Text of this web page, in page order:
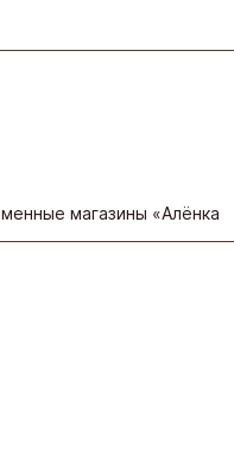
магазины «Алёнка»